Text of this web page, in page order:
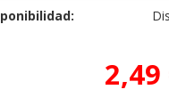
2,49